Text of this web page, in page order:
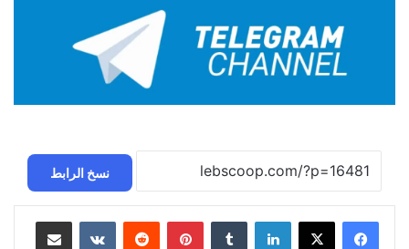
نسخ الرابط
لينكدإن بينتيريست مشاركة عبر البريد